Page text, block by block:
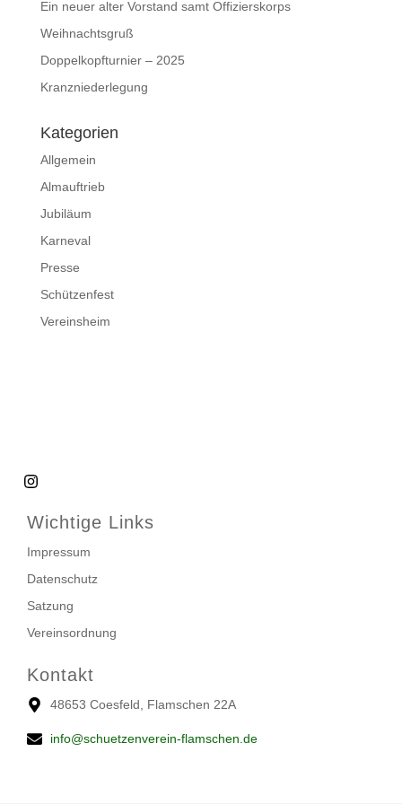
Ein neuer alter Vorstand samt Offizierskorps
Weihnachtsgruß
Doppelkopfturnier – 2025
Kranzniederlegung
Kategorien
Allgemein
Almauftrieb
Jubiläum
Karneval
Presse
Schützenfest
Vereinsheim
Wichtige Links
Impressum
Datenschutz
Satzung
Vereinsordnung
Kontakt
48653 Coesfeld, Flamschen 22A
info@schuetzenverein-flamschen.de